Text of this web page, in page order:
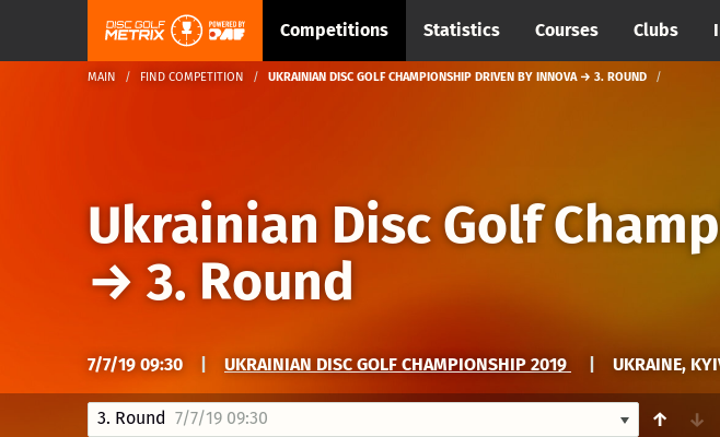
Competitions Statistics Courses Clubs
MAIN FIND COMPETITION UKRAINIAN DISC GOLF CHAMPIONSHIP DRIVEN BY INNOVA → 3. ROUND
Ukrainian Disc Golf
→ 3. Round
7/7/19 09:30 UKRAINIAN DISC GOLF CHAMPIONSHIP 2019 UKRAINE,
3. Round 7/7/19 09:30 ↑ ↓